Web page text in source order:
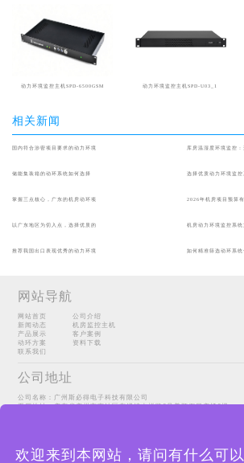
动力环境监控主机SPD-6500GSM 动力环境监控主机SPD-U03_1
相关新闻
国内符合涉密项目要求的动力环境 库房温湿度环境监控
储能集装箱的动环系统如何选择 选择优质动力环境监控
掌握三点核心，广东的机房动环项 2026年机房项目预算
以广东地区为切入点，选择优质的 机房动力环境监控系统
推荐我国出口表现优秀的动力环境 如何精准筛选动环系统
网站导航
网站首页
公司介绍
新闻动态
机房监控主机
产品展示
客户案例
动环方案
资料下载
联系我们
公司地址
公司名称：广州斯必得电子科技有限公司
工厂地址：广东省广州市南沙区东涌镇吉祥路6号美顺假日广场6楼
联系方式
欢迎来到本网站，请问有什么可